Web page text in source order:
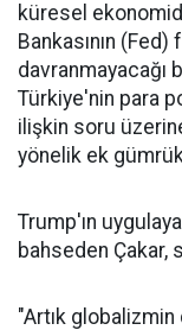
küresel
Bankasının
davranmayacağı
Türkiye'nin para
ilişkin soru
yönelik ek
Trump'ın
bahseden Çakar,
"Artık globalizmin